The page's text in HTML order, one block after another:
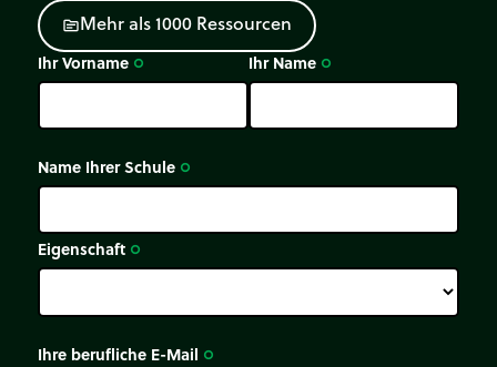
sourceMehrals1000 Ressourcen
Ihr Vorname trip_origin Ihr Name trip_origin
Name Ihrer Schule trip_origin
Eigenschaft trip_origin
Ihre berufliche E-Mail trip_origin